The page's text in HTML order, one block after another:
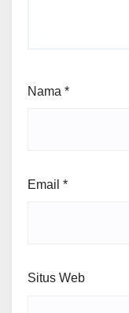
Nama *
Email *
Situs Web